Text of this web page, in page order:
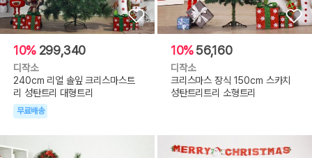
10% 299,340
디작소
240cm 리얼 솔잎 크리스마스트
리 성탄트리 대형트리
무료배송
10%56,160
디작소
크리스마스 장식 150cm 스카치
성탄트리트리 소형트리